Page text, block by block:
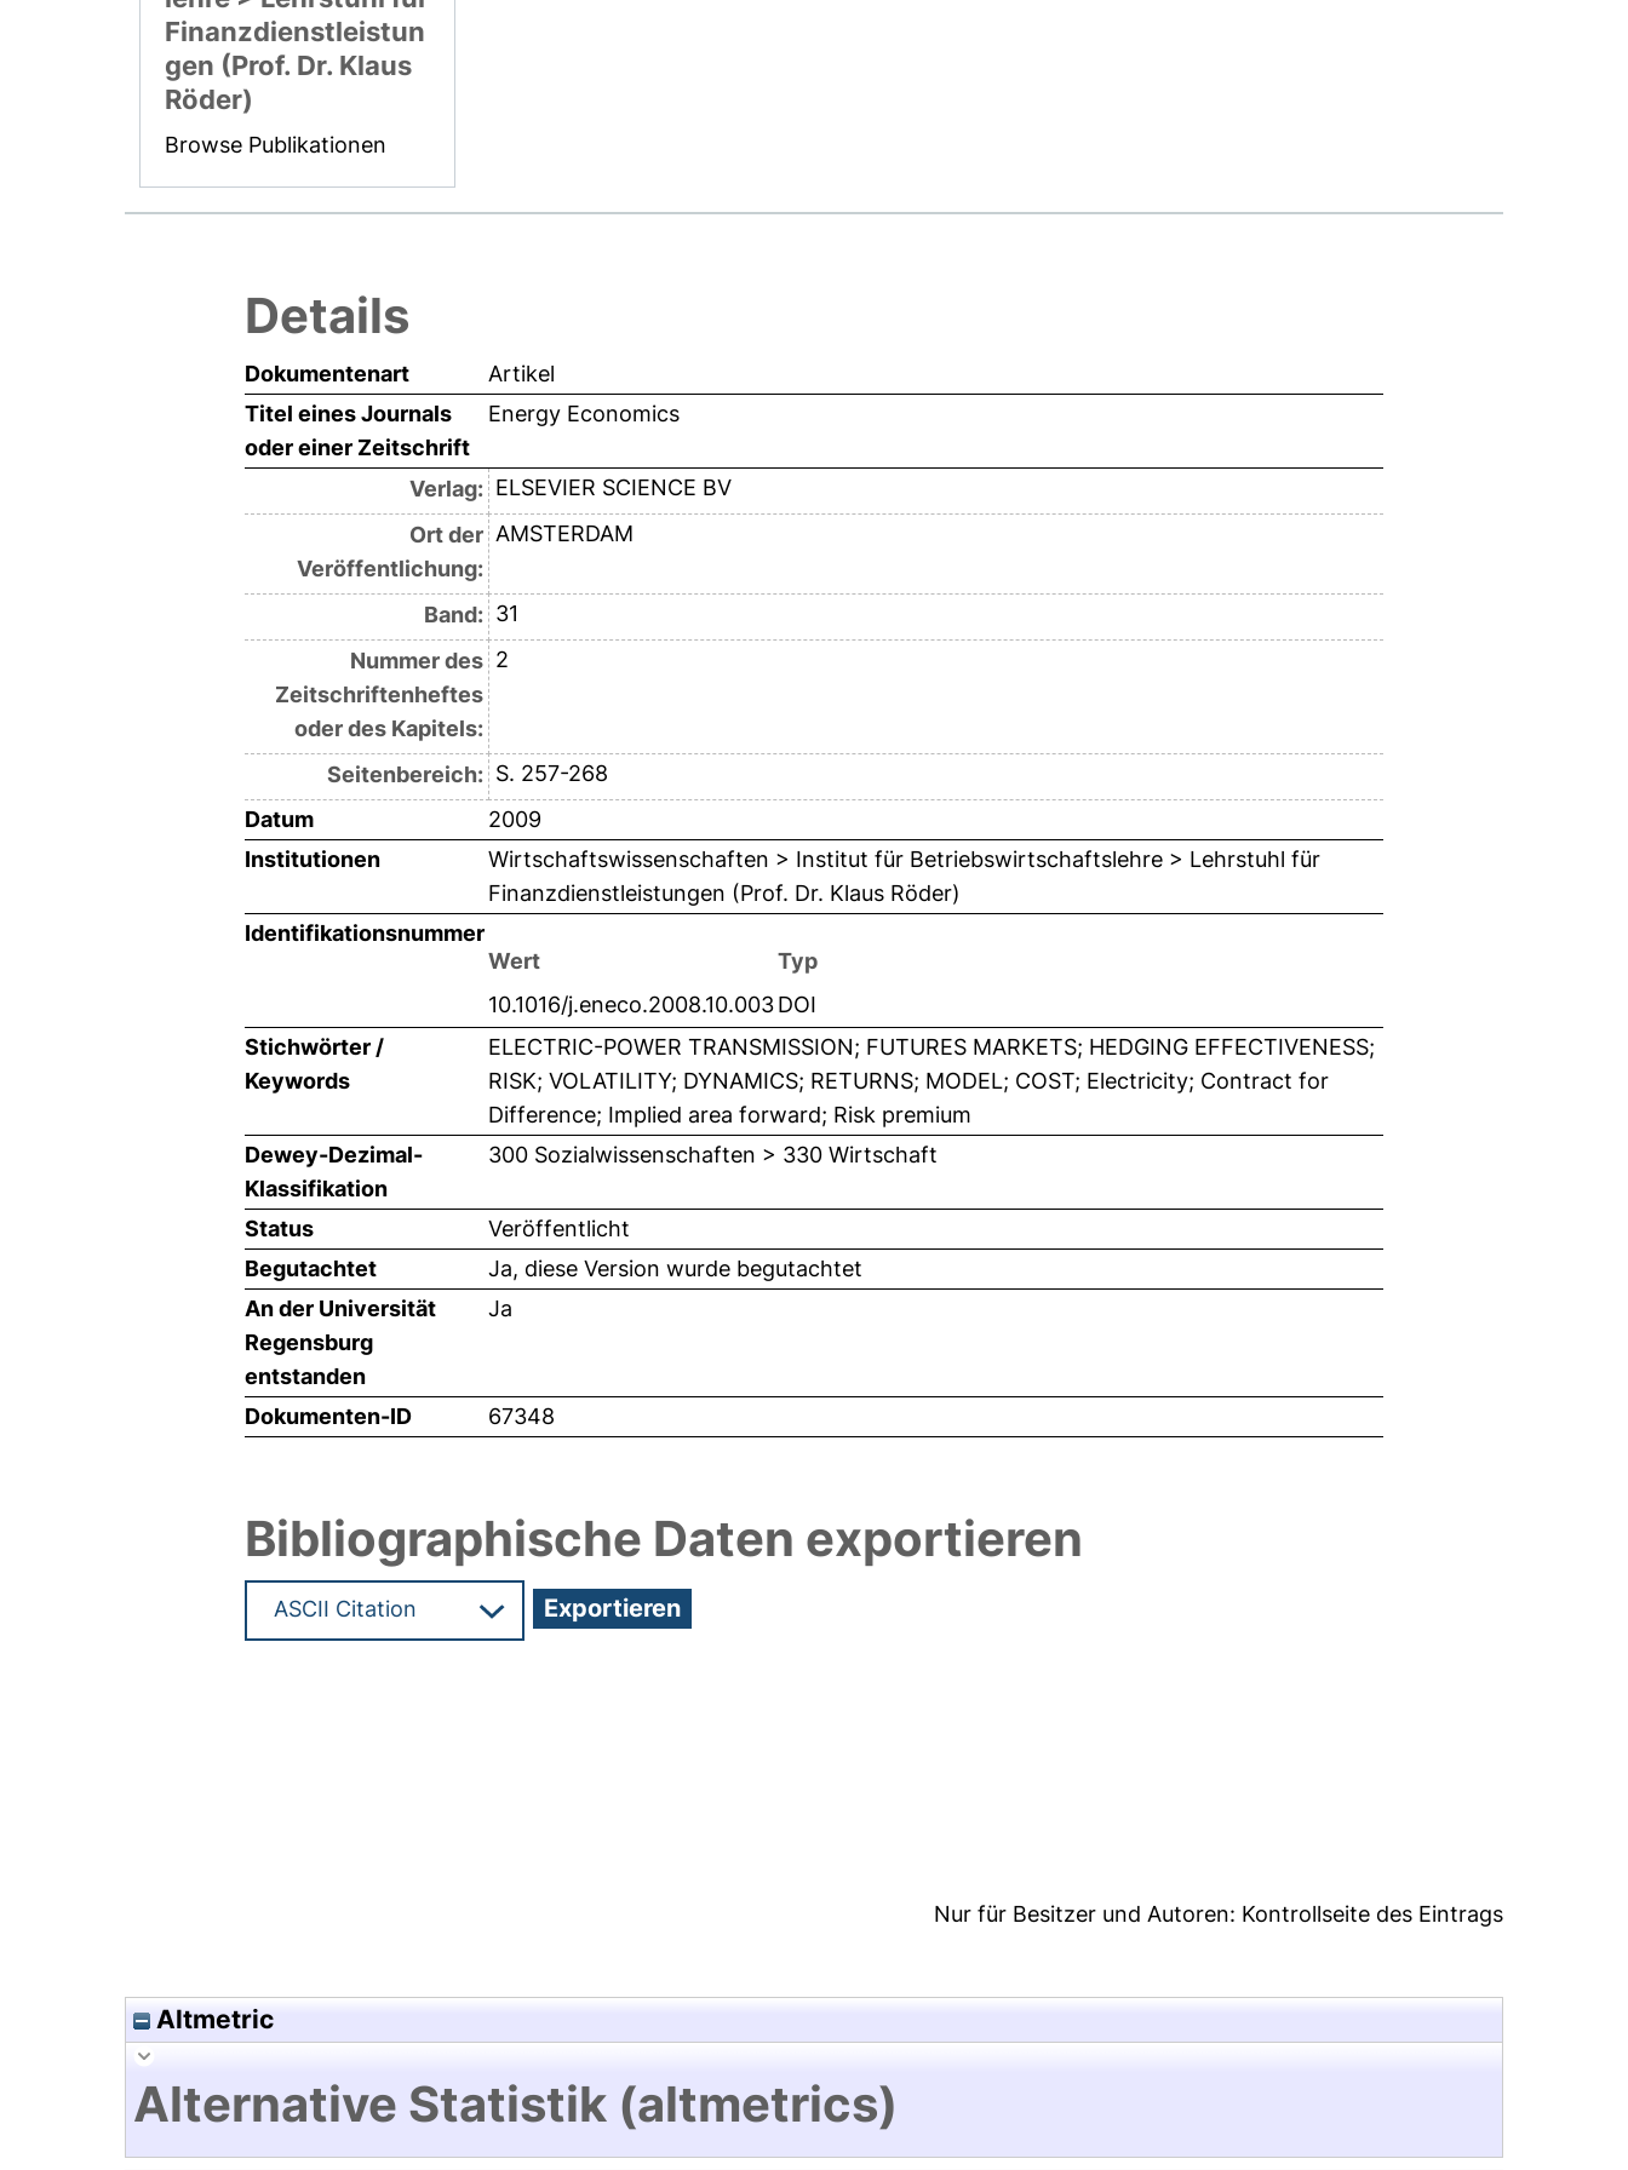
Finanzdienstleistun
gen (Prof. Dr. Klaus
Röder)
Browse Publikationen
Details
Dokumentenart
Artikel
Titel eines Journals
oder einer Zeitschrift
Energy Economics
Verlag: ELSEVIER SCIENCE BV
Ort der
Veröffentlichung:
AMSTERDAM
Band: 31
Nummer des
Zeitschriftenheftes
oder des Kapitels:
2
Seitenbereich: S. 257-268
Datum
2009
Institutionen
Wirtschaftswissenschaften > Institut für Betriebswirtschaftslehre > Lehrstuhl für
Finanzdienstleistungen (Prof. Dr. Klaus Röder)
Identifikationsnummer
Wert
Typ
10.1016/j.eneco.2008.10.003DOI
Stichwörter /
Keywords
ELECTRIC-POWER TRANSMISSION; FUTURES MARKETS; HEDGING EFFECTIVENESS;
RISK; VOLATILITY; DYNAMICS; RETURNS; MODEL; COST; Electricity; Contract for
Difference; Implied area forward; Risk premium
Dewey-Dezimal-
Klassifikation
300 Sozialwissenschaften > 330 Wirtschaft
Status
Veröffentlicht
Begutachtet
Ja, diese Version wurde begutachtet
An der Universität
Regensburg
entstanden
Ja
Dokumenten-ID 67348
Bibliographische Daten exportieren
Nur für Besitzer und Autoren: Kontrollseite des Eintrags
Altmetric
Alternative Statistik (altmetrics)